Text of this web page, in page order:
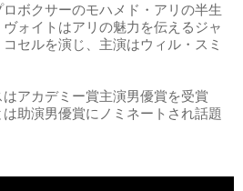
ボクサーのモハメド・アリの半生
ォイトはアリの魅力を伝えるジャ
セルを演じ、主演はウィル・スミ
アカデミー賞主演男優賞を受賞
助演男優賞にノミネートされ話題